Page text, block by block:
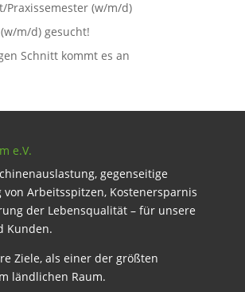
Praxissemester (w/m/d)
m/d) gesucht!
Schnitt kommt es an
e.V.
gegenseitige
von Arbeitsspitzen, Kostenersparnis
der Lebensqualität – für unsere
Kunden.
Ziele, als einer der größten
ländlichen Raum.